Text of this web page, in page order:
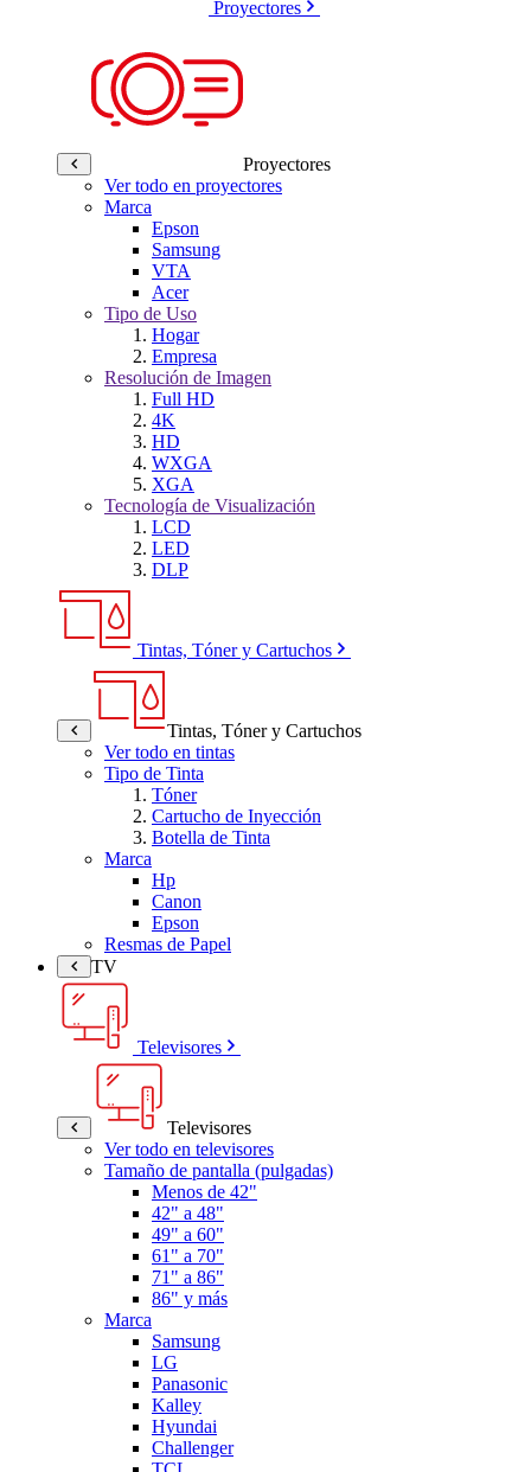
Proyectores
Proyectores
Ver todo en proyectores
Marca
Epson
Samsung
VTA
Acer
Tipo de Uso
Hogar
Empresa
Resolución de Imagen
Full HD
4K
HD
WXGA
XGA
Tecnología de Visualización
LCD
LED
DLP
Tintas, Tóner y Cartuchos
Tintas, Tóner y Cartuchos
Ver todo en tintas
Tipo de Tinta
Tóner
Cartucho de Inyección
Botella de Tinta
Marca
Hp
Canon
Epson
Resmas de Papel
TV
Televisores
Televisores
Ver todo en televisores
Tamaño de pantalla (pulgadas)
Menos de 42"
42" a 48"
49" a 60"
61" a 70"
71" a 86"
86" y más
Marca
Samsung
LG
Panasonic
Kalley
Hyundai
Challenger